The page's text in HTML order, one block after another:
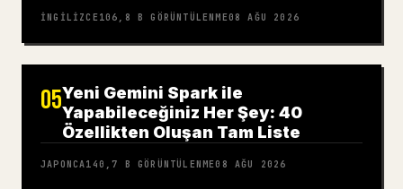
İNGILIZCE 106,8 B GÖRÜNTÜLENME08 AĞU 2026
05Yeni Gemini Spark ile
Yapabileceğiniz Her Şey: 40
Özellikten Oluşan Tam Liste
JAPONCA140,7 B GÖRÜNTÜLENME08 AĞU 2026